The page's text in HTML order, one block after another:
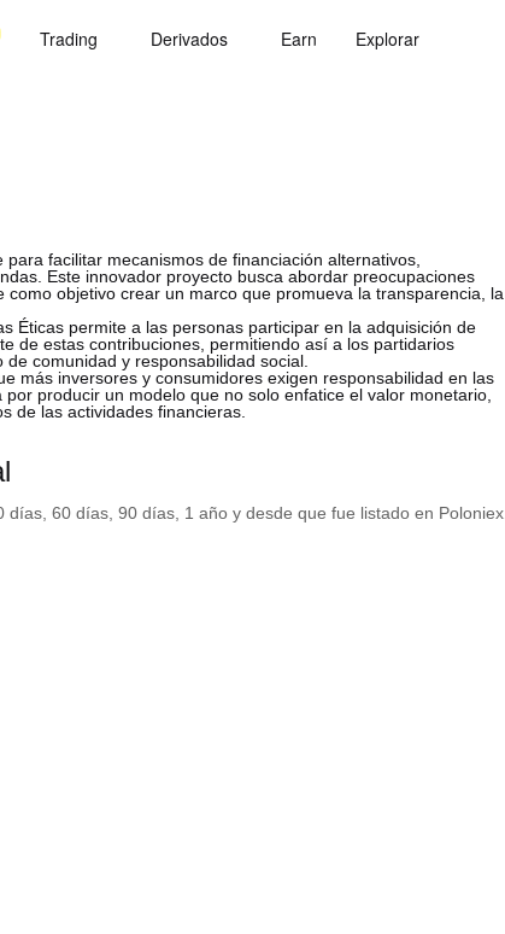
Trading Derivados Earn Explorar
facilitar mecanismos de financiación alternativos,
Este innovador proyecto busca abordar preocupaciones
objetivo crear un marco que promueva la transparencia, la
Éticas permite a las personas participar en la adquisición de
de estas contribuciones, permitiendo así a los partidarios
comunidad y responsabilidad social.
más inversores y consumidores exigen responsabilidad en las
producir un modelo que no solo enfatice el valor monetario,
de las actividades financieras.
60 días, 90 días, 1 año y desde que fue listado en Poloniex.